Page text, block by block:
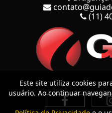
(11)
Este site utiliza cookies
usuário. Ao continuar